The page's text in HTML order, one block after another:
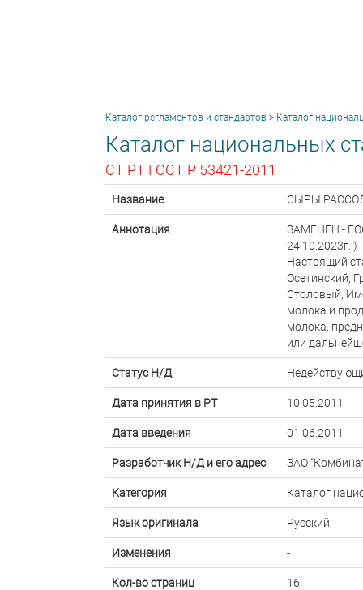
Каталог регламентов и стандартов > Каталог
Каталог национальных
СТ РТ ГОСТ Р 53421-2011
Название СЫРЫ
Аннотация
ЗАМЕНЕН -
24.10.2023г. )
Настоящий
Осетинский,
Столовый,
молока и
молока,
или
Статус Н/Д
Дата принятия в РТ 10.05.2011
Дата введения 01.06.2011
Разработчик Н/Д и его адрес ЗАО
Категория Каталог
Язык оригинала Русский
Изменения -
Кол-во страниц 16